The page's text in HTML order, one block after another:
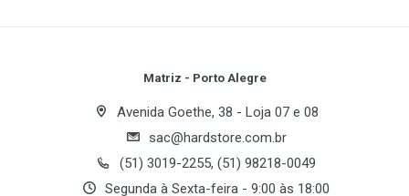
Athlon 64 FX / Athlon 64 X2 / Athlon 64
1000 MHz Hyper Transport (2000 MT/s)
Your Name
Email Address
Matriz - Porto Alegre
Avenida Goethe, 38 - Loja 07 e 08
sac@hardstore.com.br
(51) 3019-2255, (51) 98218-0049
Segunda à Sexta-feira - 9:00 às 18:00